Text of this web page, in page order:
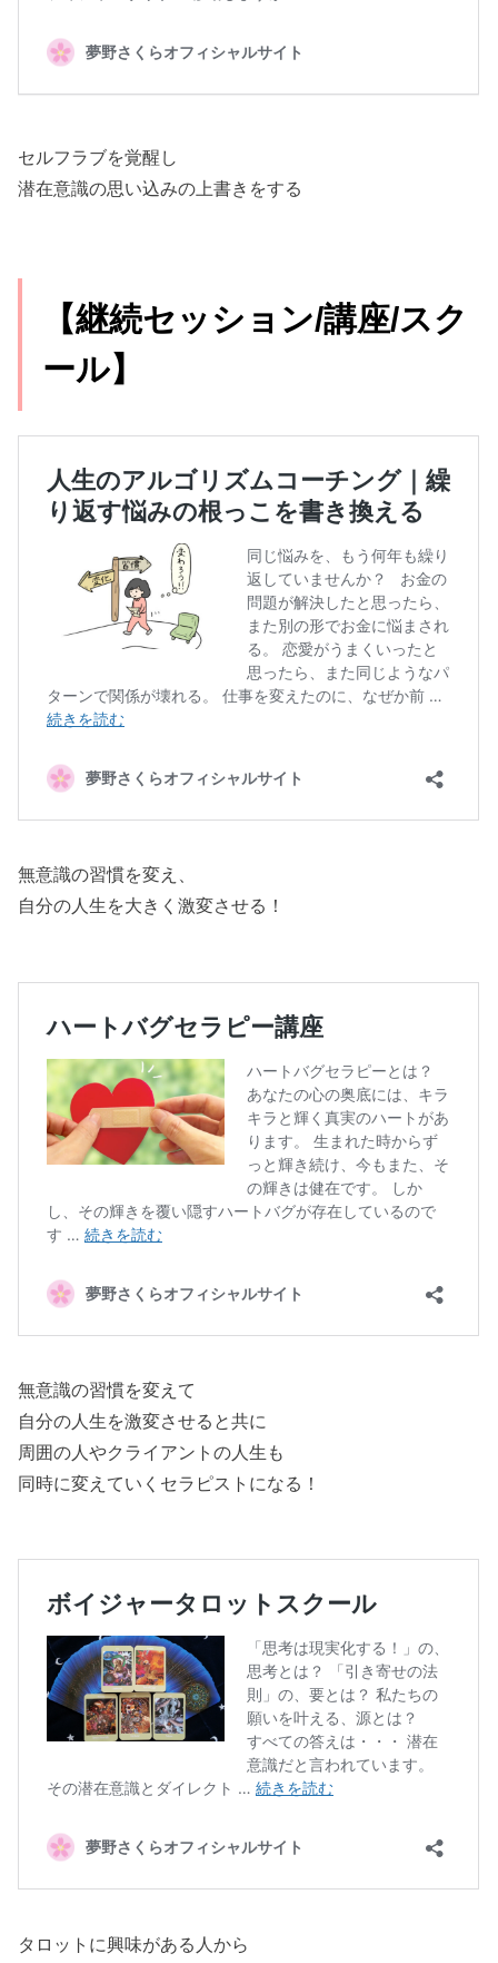
セルフラブを覚醒し
潜在意識の思い込みの上書きをする
【継続セッション/講座/スク
ール】
無意識の習慣を変え、
自分の人生を大きく激変させる！
無意識の習慣を変えて
自分の人生を激変させると共に
周囲の人やクライアントの人生も
同時に変えていくセラピストになる！
タロットに興味がある人から